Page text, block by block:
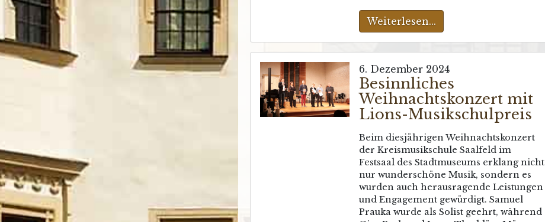
Weiterlesen...
6. Dezember 2024
Besinnliches
Weihnachtskonzert mit
Lions-Musikschulpreis
Beim diesjährigen Weihnachtskonzert
der Kreismusikschule Saalfeld im
Festsaal des Stadtmuseums erklang nicht
nur wunderschöne Musik, sondern es
wurden auch herausragende Leistungen
und Engagement gewürdigt. Samuel
Prauka wurde als Solist geehrt, während